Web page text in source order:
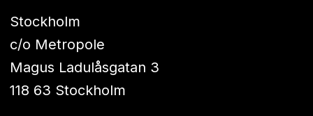
Stockholm
c/o Metropole
Magus Ladulåsgatan 3
118 63 Stockholm